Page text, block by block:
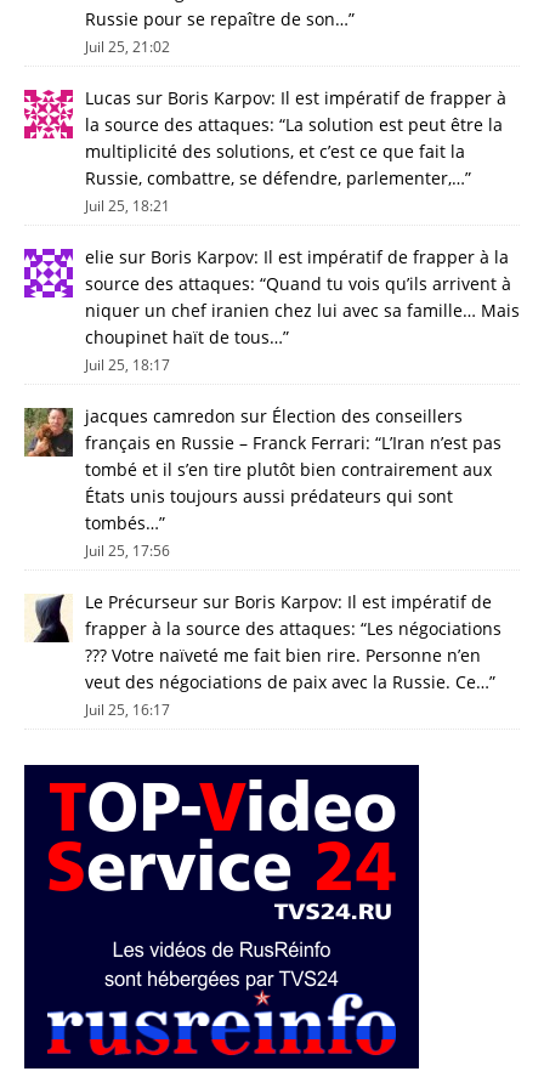
Russie pour se repaître de son…”
Juil 25, 21:02
Lucas sur Boris Karpov: Il est impératif de frapper à
la source des attaques: “La solution est peut être la
multiplicité des solutions, et c’est ce que fait la
Russie, combattre, se défendre, parlementer,…”
Juil 25, 18:21
elie sur Boris Karpov: Il est impératif de frapper à la
source des attaques: “Quand tu vois qu’ils arrivent à
niquer un chef iranien chez lui avec sa famille… Mais
choupinet haït de tous…”
Juil 25, 18:17
jacques camredon sur Élection des conseillers
français en Russie – Franck Ferrari: “L’Iran n’est pas
tombé et il s’en tire plutôt bien contrairement aux
États unis toujours aussi prédateurs qui sont
tombés…”
Juil 25, 17:56
Le Précurseur sur Boris Karpov: Il est impératif de
frapper à la source des attaques: “Les négociations
??? Votre naïveté me fait bien rire. Personne n’en
veut des négociations de paix avec la Russie. Ce…”
Juil 25, 16:17